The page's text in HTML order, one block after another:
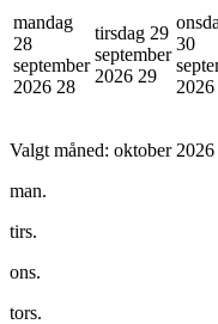
mandag
28
september
2026 28
tirsdag 29
september
2026 29
30
2026
Valgt måned: oktober 2026
man.
tirs.
ons.
tors.